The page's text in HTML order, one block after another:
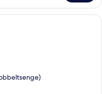
hotelværelse med fladskærms-TV,